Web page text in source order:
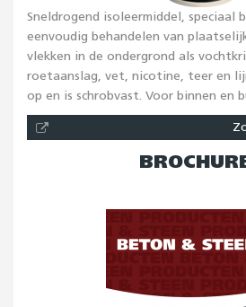
Sneldrogend isoleermiddel, speciaal
eenvoudig behandelen van
vlekken in de ondergrond als
roetaanslag, vet, nicotine, teer en
op en is schrobvast. Voor binnen en